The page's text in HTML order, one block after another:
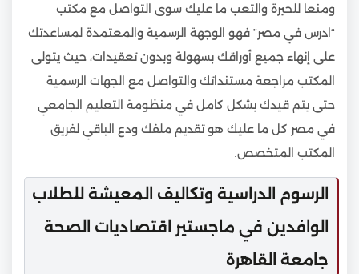
ومنعا للحيرة والتعب ما عليك سوى التواصل مع مكتب
“ادرس في مصر” فهو الوجهة الرسمية والمعتمدة لمساعدتك
على إنهاء جميع أوراقك بسهولة وبدون تعقيدات، حيث يتولى
المكتب مراجعة مستنداتك والتواصل مع الجهات الرسمية
حتى يتم قيدك بشكل كامل في منظومة التعليم الجامعي
في مصر كل ما عليك هو تقديم ملفك ودع الباقي لفريق
المكتب المتخصص.
الرسوم الدراسية وتكاليف المعيشة للطلاب
الوافدين في ماجستير اقتصاديات الصحة
جامعة القاهرة